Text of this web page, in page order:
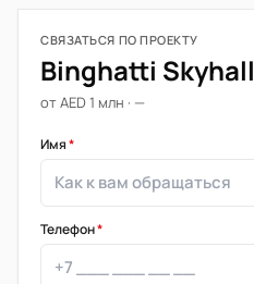
СВЯЗАТЬСЯ ПО ПРОЕКТУ
Binghatti Skyhall
от AED 1 млн · —
Имя*
Телефон*